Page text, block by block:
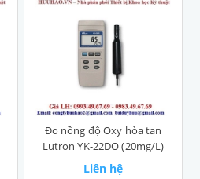
Đo nồng độ Oxy hòa tan
Lutron YK-22DO (20mg/L)
Liên hệ